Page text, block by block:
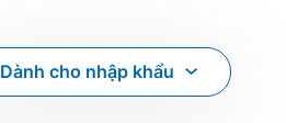
Dành cho nhập khẩu